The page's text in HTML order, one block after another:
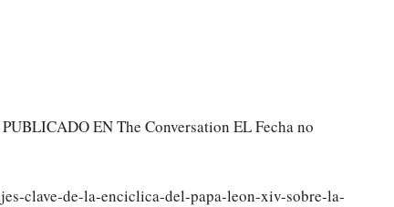
EN The Conversation EL Fecha no
clave-de-la-enciclica-del-papa-leon-xiv-sobre-la-